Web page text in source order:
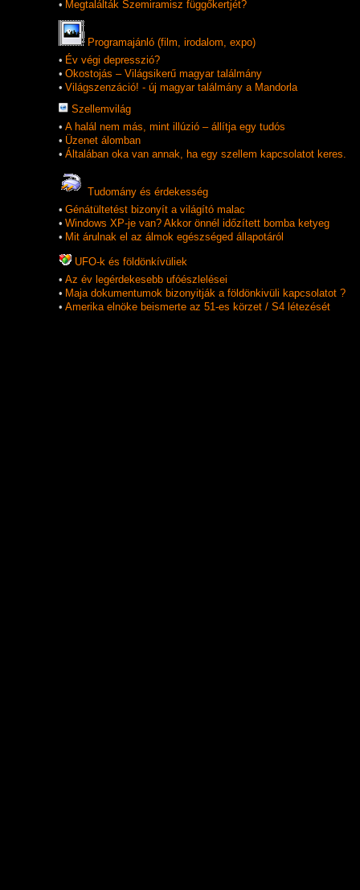
• Megtalálták Szemiramisz függőkertjét?
Programajánló (film, irodalom, expo)
• Év végi depresszió?
• Okostojás – Világsikerű magyar találmány
• Világszenzáció! - új magyar találmány a Mandorla
Szellemvilág
• A halál nem más, mint illúzió – állítja egy tudós
• Üzenet álomban
• Általában oka van annak, ha egy szellem kapcsolatot keres.
Tudomány és érdekesség
• Génátültetést bizonyít a világító malac
• Windows XP-je van? Akkor önnél időzített bomba ketyeg
• Mit árulnak el az álmok egészséged állapotáról
UFO-k és földönkí­vüliek
• Az év legérdekesebb ufóészlelései
• Maja dokumentumok bizonyitják a földönkivüli kapcsolatot ?
• Amerika elnöke beismerte az 51-es körzet / S4 létezését